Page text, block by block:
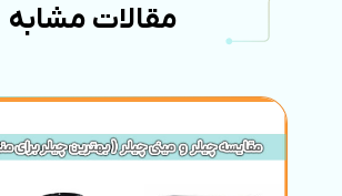
مقالات مشابه